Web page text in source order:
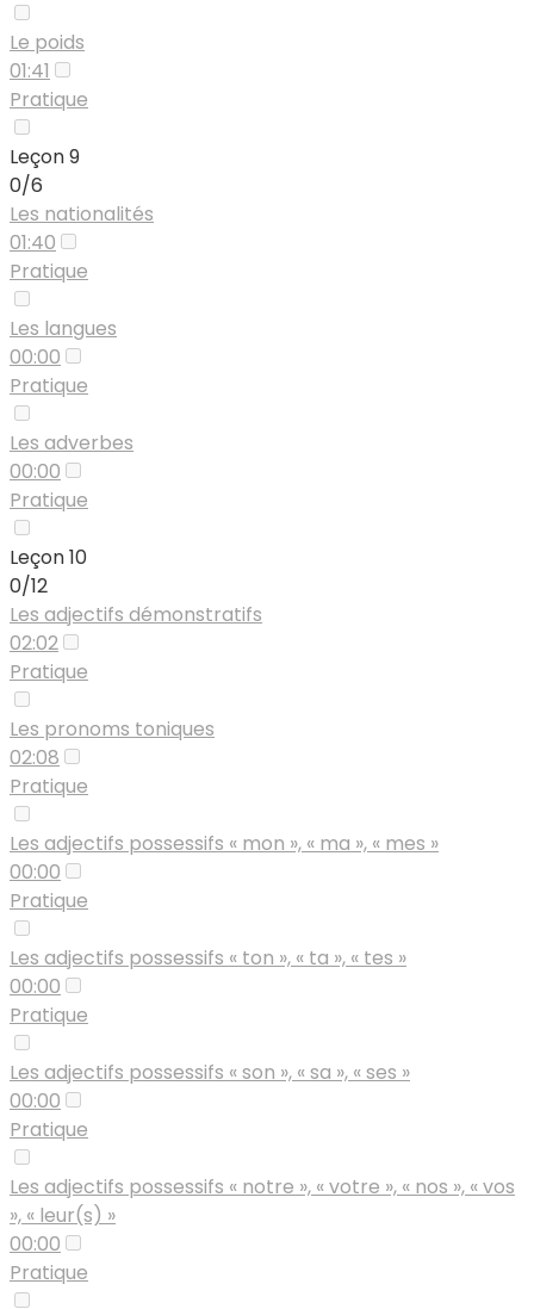
Le poids
01:41
Pratique
Leçon 9
0/6
Les nationalités
01:40
Pratique
Les langues
00:00
Pratique
Les adverbes
00:00
Pratique
Leçon 10
0/12
Les adjectifs démonstratifs
02:02
Pratique
Les pronoms toniques
02:08
Pratique
Les adjectifs possessifs « mon », « ma », « mes »
00:00
Pratique
Les adjectifs possessifs « ton », « ta », « tes »
00:00
Pratique
Les adjectifs possessifs « son », « sa », « ses »
00:00
Pratique
Les adjectifs possessifs « notre », « votre », « nos », « vos
», « leur(s) »
00:00
Pratique